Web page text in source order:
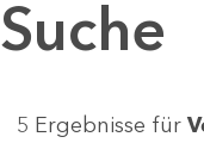
Suche
5 Ergebnisse für